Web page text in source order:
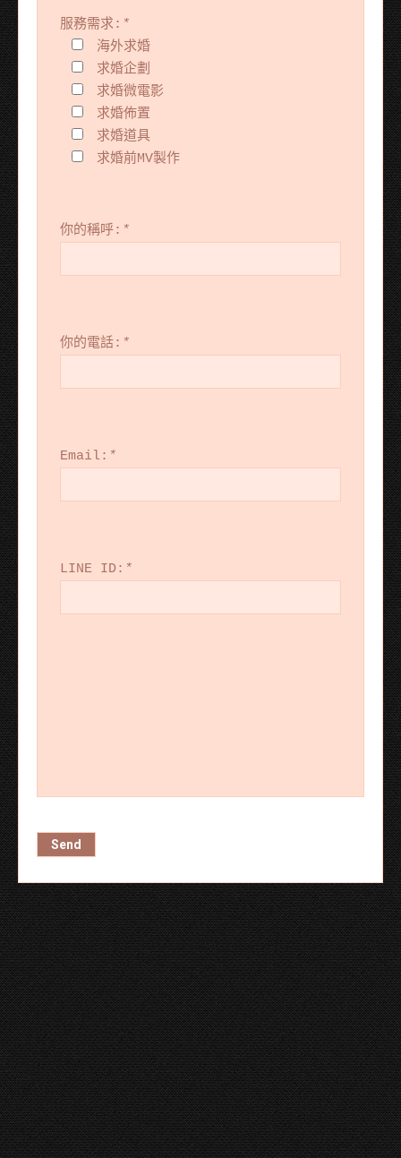
服務需求: *
海外求婚
求婚企劃
求婚微電影
求婚佈置
求婚道具
求婚前MV製作
你的稱呼: *
你的電話: *
Email: *
LINE ID: *